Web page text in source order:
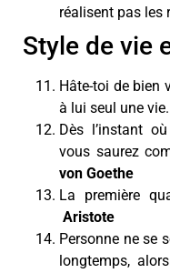
réalisent pas les
Style de vie
Hâte-toi de bien
à lui seul une
Dès l’instant
vous saurez
von Goethe
La première
Aristote
Personne ne se
longtemps,